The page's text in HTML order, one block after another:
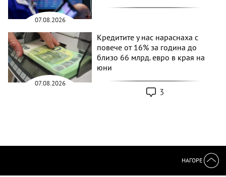
07.08.2026
07.08.2026
Кредитите у нас нараснаха с
повече от 16% за година до
близо 66 млрд. евро в края на
юни
3
НАГОРЕ